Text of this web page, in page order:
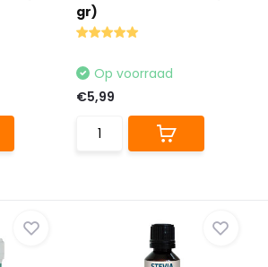
gr)
Op voorraad
€5,99